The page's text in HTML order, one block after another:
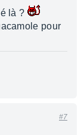
là ?
pour
#7